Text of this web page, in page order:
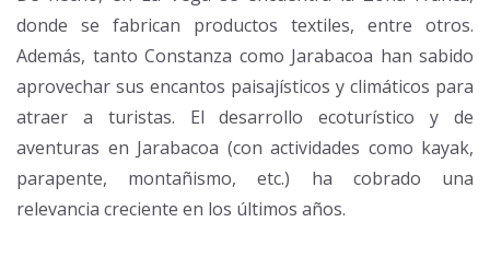
donde se fabrican productos textiles, entre otros.
Además, tanto Constanza como Jarabacoa han sabido
aprovechar sus encantos paisajísticos y climáticos para
atraer a turistas. El desarrollo ecoturístico y de
aventuras en Jarabacoa (con actividades como kayak,
parapente, montañismo, etc.) ha cobrado una
relevancia creciente en los últimos años.